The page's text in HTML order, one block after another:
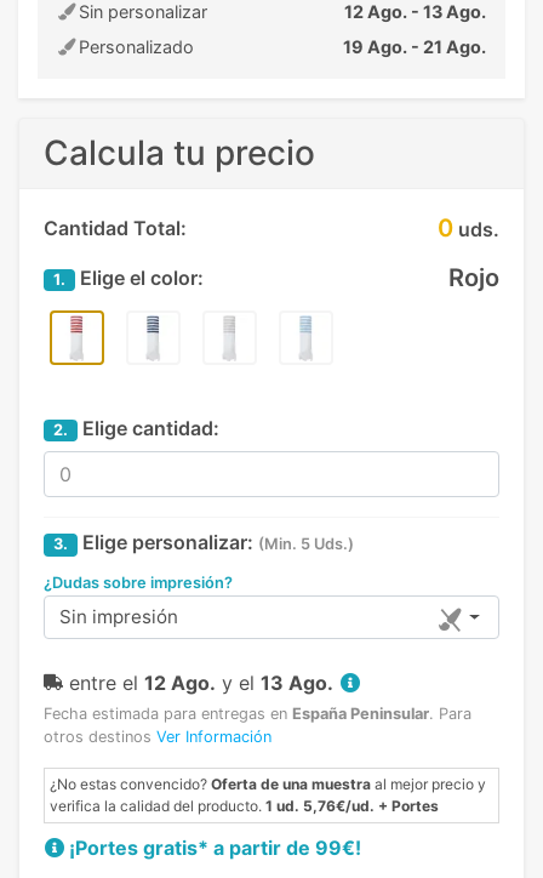
Sin personalizar
12 Ago. - 13 Ago.
Personalizado
19 Ago. - 21 Ago.
Calcula tu precio
Cantidad Total: 0 uds.
1. Elige el color: Rojo
2. Elige cantidad:
3. Elige personalizar: (Min. 5 Uds.)
¿Dudas sobre impresión?
Sin impresión
entre el 12 Ago. y el 13 Ago.
Fecha estimada para entregas en España Peninsular. Para
otros destinos Ver Información
¿No estas convencido? Oferta de una muestra al mejor precio y
verifica la calidad del producto. 1 ud. 5,76€/ud. + Portes
¡Portes gratis* a partir de 99€!